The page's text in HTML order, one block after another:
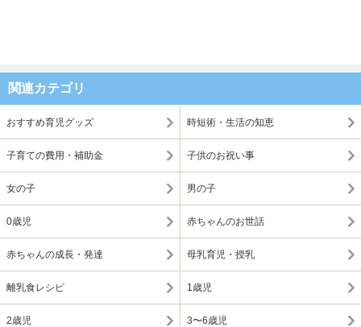
関連カテゴリ
おすすめ育児グッズ 時短術・生活の知恵
子育ての費用・補助金 子供のお祝い事
女の子 男の子
0歳児 赤ちゃんのお世話
赤ちゃんの成長・発達 母乳育児・授乳
離乳食レシピ 1歳児
2歳児 3〜6歳児